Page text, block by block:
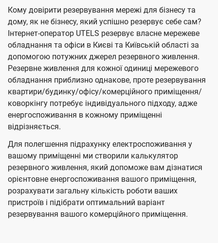
Кому довірити резервування мережі для бізнесу та
дому, як не бізнесу, який успішно резервує себе сам?
Інтернет-оператор UTELS резервує власне мережеве
обладнання та офіси в Києві та Київській області за
допомогою потужних джерел резервного живлення.
Резервне живлення для кожної одиниці мережевого
обладнання приблизно однакове, проте резервування
квартири/будинку/офісу/комерційного приміщення/
коворкінгу потребує індивідуального підходу, адже
енергоспоживання в кожному приміщенні
відрізняється.
Для полегшення підрахунку електроспоживання у
вашому приміщенні ми створили калькулятор
резервного живлення, який допоможе вам дізнатися
орієнтовне енергоспоживання вашого приміщення,
розрахувати загальну кількість роботи ваших
пристроїв і підібрати оптимальний варіант
резервування вашого комерційного приміщення.